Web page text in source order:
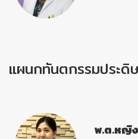
แผนกทันตกรรมประดิ
พ.ต.หญิ